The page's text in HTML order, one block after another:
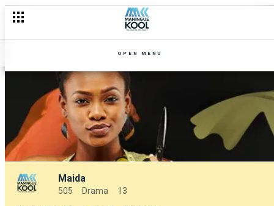
OPEN MENU
Maida
505 Drama 13